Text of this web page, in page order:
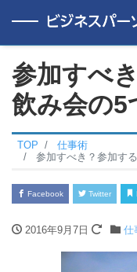
参加すべ
飲み会の5
TOP
仕事術
参加すべき？参加す
Facebook Twitter
2016年9月7日 仕